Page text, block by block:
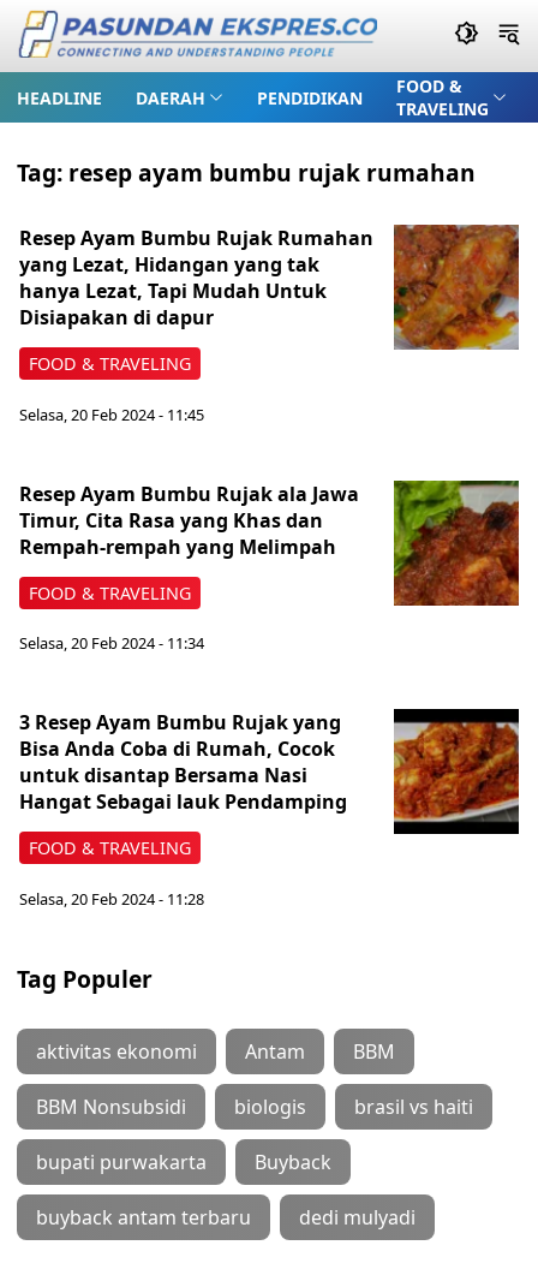
HEADLINE DAERAH PENDIDIKAN
FOOD &
TRAVELING
Tag: resep ayam bumbu rujak rumahan
FOOD & TRAVELING
Resep Ayam Bumbu Rujak Rumahan
yang Lezat, Hidangan yang tak
hanya Lezat, Tapi Mudah Untuk
Disiapakan di dapur
Selasa, 20 Feb 2024 - 11:45
FOOD & TRAVELING
Resep Ayam Bumbu Rujak ala Jawa
Timur, Cita Rasa yang Khas dan
Rempah-rempah yang Melimpah
Selasa, 20 Feb 2024 - 11:34
FOOD & TRAVELING
3 Resep Ayam Bumbu Rujak yang
Bisa Anda Coba di Rumah, Cocok
untuk disantap Bersama Nasi
Hangat Sebagai lauk Pendamping
Selasa, 20 Feb 2024 - 11:28
Tag Populer
aktivitas ekonomi Antam BBM
BBM Nonsubsidi biologis brasil vs haiti
bupati purwakarta Buyback
buyback antam terbaru dedi mulyadi